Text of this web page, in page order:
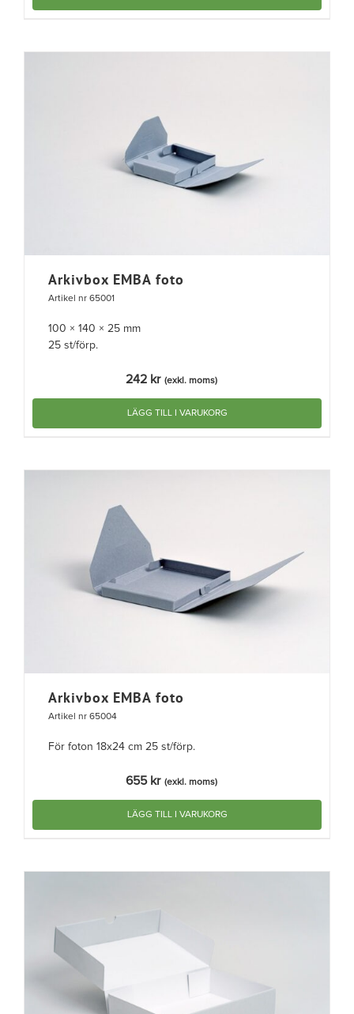
Arkivbox EMBA foto
Artikel nr 65001
100 × 140 × 25 mm
25 st/förp.
242 kr (exkl. moms)
LÄGG TILL I VARUKORG
Arkivbox EMBA foto
Artikel nr 65004
För foton 18x24 cm 25 st/förp.
655 kr (exkl. moms)
LÄGG TILL I VARUKORG